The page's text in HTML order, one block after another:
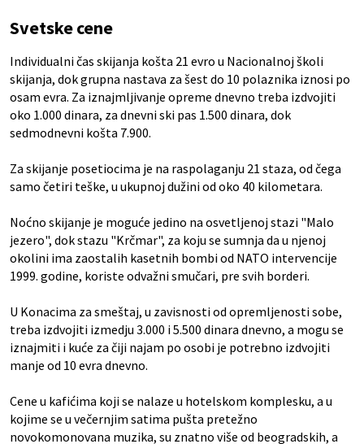
Svetske cene
Individualni čas skijanja košta 21 evro u Nacionalnoj školi
skijanja, dok grupna nastava za šest do 10 polaznika iznosi po
osam evra. Za iznajmljivanje opreme dnevno treba izdvojiti
oko 1.000 dinara, za dnevni ski pas 1.500 dinara, dok
sedmodnevni košta 7.900.
Za skijanje posetiocima je na raspolaganju 21 staza, od čega
samo četiri teške, u ukupnoj dužini od oko 40 kilometara.
Noćno skijanje je moguće jedino na osvetljenoj stazi "Malo
jezero", dok stazu "Krčmar", za koju se sumnja da u njenoj
okolini ima zaostalih kasetnih bombi od NATO intervencije
1999. godine, koriste odvažni smučari, pre svih borderi.
U Konacima za smeštaj, u zavisnosti od opremljenosti sobe,
treba izdvojiti izmedju 3.000 i 5.500 dinara dnevno, a mogu se
iznajmiti i kuće za čiji najam po osobi je potrebno izdvojiti
manje od 10 evra dnevno.
Cene u kafićima koji se nalaze u hotelskom komplesku, a u
kojime se u večernjim satima pušta pretežno
novokomonovana muzika, su znatno više od beogradskih, a